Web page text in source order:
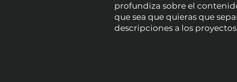
profundiza sobre el
que sea que quieras que
descripciones a los